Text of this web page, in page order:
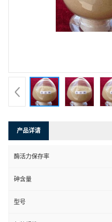
产品详请
酶活力保存率
砷含量
型号